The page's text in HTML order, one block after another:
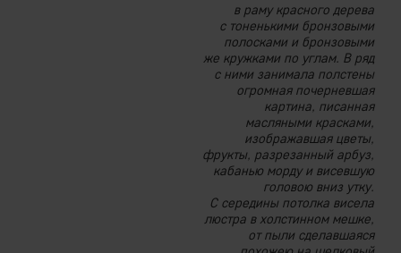
в раму красного дерева
с тоненькими бронзовыми
полосками и бронзовыми
же кружками по углам. В ряд
с ними занимала полстены
огромная почерневшая
картина, писанная
масляными красками,
изображавшая цветы,
фрукты, разрезанный арбуз,
кабанью морду и висевшую
головою вниз утку.
С середины потолка висела
люстра в холстинном мешке,
от пыли сделавшаяся